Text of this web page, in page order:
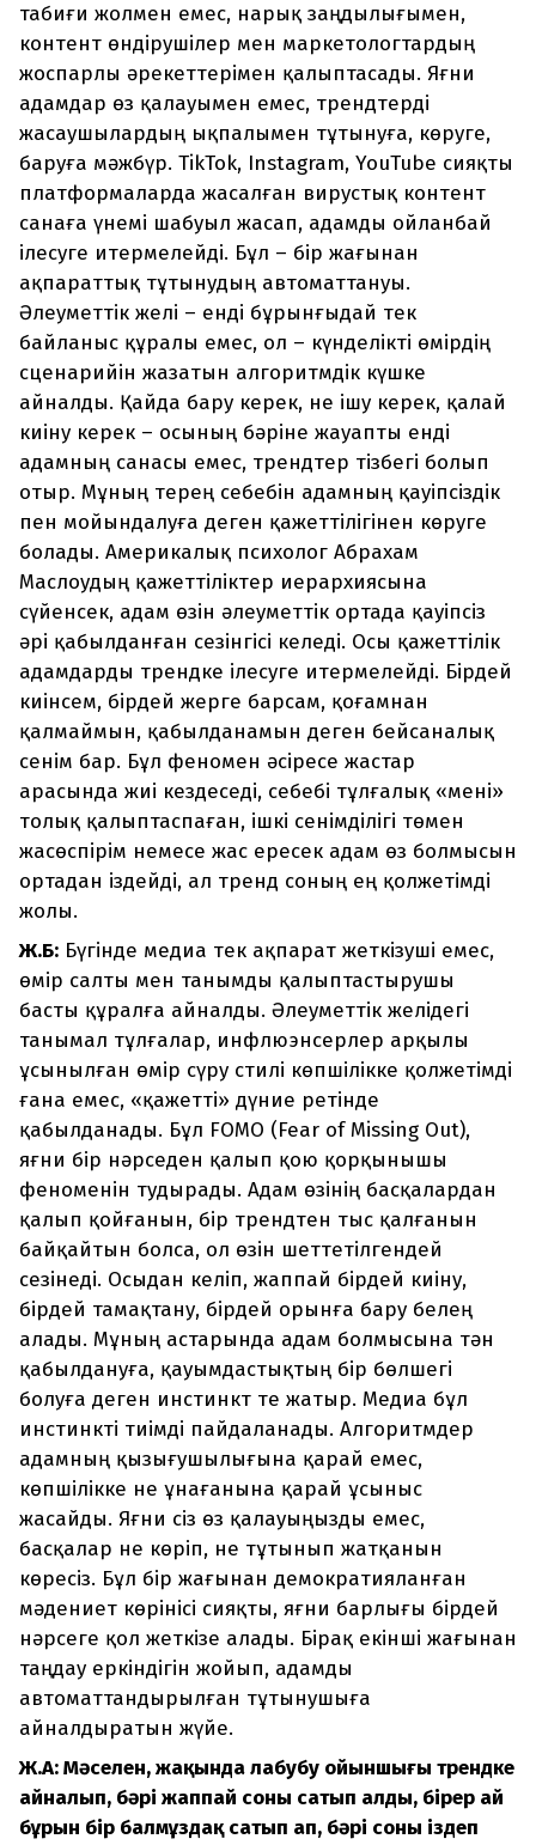
табиғи жолмен емес, нарық заңдылығымен,
контент өндірушілер мен маркетологтардың
жоспарлы әрекеттерімен қалыптасады. Яғни
адамдар өз қалауымен емес, трендтерді
жасаушылардың ықпалымен тұтынуға, көруге,
баруға мәжбүр. TikTok, Instagram, YouTube сияқты
платформаларда жасалған вирустық контент
санаға үнемі шабуыл жасап, адамды ойланбай
ілесуге итермелейді. Бұл – бір жағынан
ақпараттық тұтынудың автоматтануы.
Әлеуметтік желі – енді бұрынғыдай тек
байланыс құралы емес, ол – күнделікті өмірдің
сценарийін жазатын алгоритмдік күшке
айналды. Қайда бару керек, не ішу керек, қалай
киіну керек – осының бәріне жауапты енді
адамның санасы емес, трендтер тізбегі болып
отыр. Мұның терең себебін адамның қауіпсіздік
пен мойындалуға деген қажеттілігінен көруге
болады. Америкалық психолог Абрахам
Маслоудың қажеттіліктер иерархиясына
сүйенсек, адам өзін әлеуметтік ортада қауіпсіз
әрі қабылданған сезінгісі келеді. Осы қажеттілік
адамдарды трендке ілесуге итермелейді. Бірдей
киінсем, бірдей жерге барсам, қоғамнан
қалмаймын, қабылданамын деген бейсаналық
сенім бар. Бұл феномен әсіресе жастар
арасында жиі кездеседі, себебі тұлғалық «мені»
толық қалыптаспаған, ішкі сенімділігі төмен
жасөспірім немесе жас ересек адам өз болмысын
ортадан іздейді, ал тренд соның ең қолжетімді
жолы.
Ж.Б: Бүгінде медиа тек ақпарат жеткізуші емес,
өмір салты мен танымды қалыптастырушы
басты құралға айналды. Әлеуметтік желідегі
танымал тұлғалар, инфлюэнсерлер арқылы
ұсынылған өмір сүру стилі көпшілікке қолжетімді
ғана емес, «қажетті» дүние ретінде
қабылданады. Бұл FOMO (Fear of Missing Out),
яғни бір нәрседен қалып қою қорқынышы
феноменін тудырады. Адам өзінің басқалардан
қалып қойғанын, бір трендтен тыс қалғанын
байқайтын болса, ол өзін шеттетілгендей
сезінеді. Осыдан келіп, жаппай бірдей киіну,
бірдей тамақтану, бірдей орынға бару белең
алады. Мұның астарында адам болмысына тән
қабылдануға, қауымдастықтың бір бөлшегі
болуға деген инстинкт те жатыр. Медиа бұл
инстинкті тиімді пайдаланады. Алгоритмдер
адамның қызығушылығына қарай емес,
көпшілікке не ұнағанына қарай ұсыныс
жасайды. Яғни сіз өз қалауыңызды емес,
басқалар не көріп, не тұтынып жатқанын
көресіз. Бұл бір жағынан демократияланған
мәдениет көрінісі сияқты, яғни барлығы бірдей
нәрсеге қол жеткізе алады. Бірақ екінші жағынан
таңдау еркіндігін жойып, адамды
автоматтандырылған тұтынушыға
айналдыратын жүйе.
Ж.А: Мәселен, жақында лабубу ойыншығы трендке
айналып, бәрі жаппай соны сатып алды, бірер ай
бұрын бір балмұздақ сатып ап, бәрі соны іздеп